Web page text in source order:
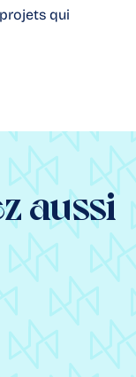
qui
aussi